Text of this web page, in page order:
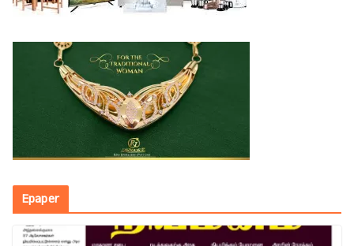
Epaper